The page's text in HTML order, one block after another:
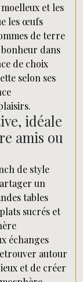
et les
les œufs
de terre
dans
de choix
selon ses
idéale
amis ou
de style
un
tables
sucrés et
échanges
autour
et de créer